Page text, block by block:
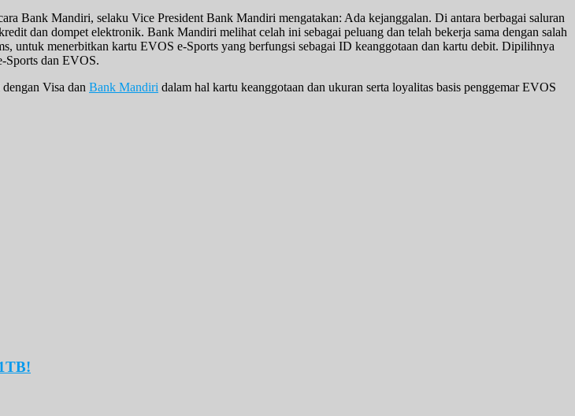
Bank Mandiri, selaku Vice President Bank Mandiri mengatakan: Ada kejanggalan. Di antara berbagai saluran
dan dompet elektronik. Bank Mandiri melihat celah ini sebagai peluang dan telah bekerja sama dengan salah
untuk menerbitkan kartu EVOS e-Sports yang berfungsi sebagai ID keanggotaan dan kartu debit. Dipilihnya
Sports dan EVOS.
Visa dan Bank Mandiri dalam hal kartu keanggotaan dan ukuran serta loyalitas basis penggemar EVOS